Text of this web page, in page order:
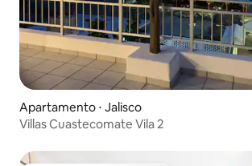
Apartamento ⋅ Jalisco
Villas Cuastecomate Vila 2